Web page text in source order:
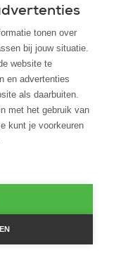
ROS finance
Suzuki
startende
tonen over
bij jouw situatie.
website te
en advertenties
als daarbuiten.
met het gebruik van
kunt je voorkeuren